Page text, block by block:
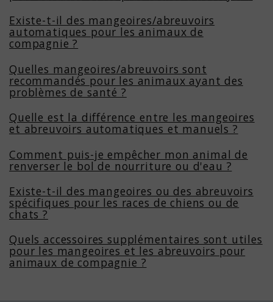
Existe-t-il des mangeoires/abreuvoirs
automatiques pour les animaux de
compagnie ?
Quelles mangeoires/abreuvoirs sont
recommandés pour les animaux ayant des
problèmes de santé ?
Quelle est la différence entre les mangeoires
et abreuvoirs automatiques et manuels ?
Comment puis-je empêcher mon animal de
renverser le bol de nourriture ou d'eau ?
Existe-t-il des mangeoires ou des abreuvoirs
spécifiques pour les races de chiens ou de
chats ?
Quels accessoires supplémentaires sont utiles
pour les mangeoires et les abreuvoirs pour
animaux de compagnie ?